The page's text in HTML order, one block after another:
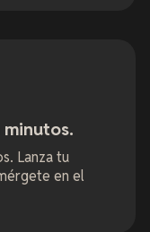
Lanza tu
en el